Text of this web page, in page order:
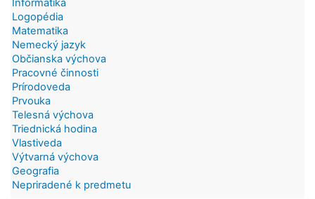
Logopédia
Matematika
Nemecký jazyk
Občianska výchova
Pracovné činnosti
Prírodoveda
Prvouka
Telesná výchova
Triednická hodina
Vlastiveda
Výtvarná výchova
Geografia
Nepriradené k predmetu